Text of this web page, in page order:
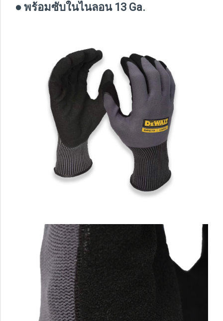
● พร้อมซับในไนลอน 13 Ga.